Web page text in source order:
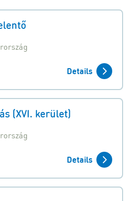
Details
(XVI. kerület)
Details